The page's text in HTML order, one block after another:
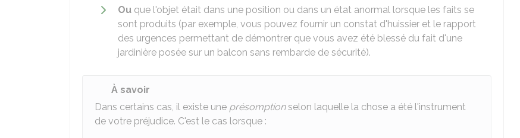
Ou que l'objet était dans une position ou dans un état anormal lorsque les faits se
sont produits (par exemple, vous pouvez fournir un constat d'huissier et le rapport
des urgences permettant de démontrer que vous avez été blessé du fait d'une
jardinière posée sur un balcon sans rembarde de sécurité).
À savoir
Dans certains cas, il existe une présomptionselon laquelle la chose a été l'instrument
de votre préjudice. C'est le cas lorsque :